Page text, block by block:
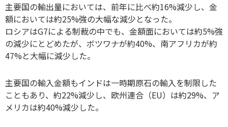
主要国の輸出量においては、前年に比べ約16%減少し、金
額においては約25%強の大幅な減少となった。
ロシアはG7による制裁の中でも、金額面においては約5%強
の減少にとどめたが、ボツワナが約40%、南アフリカが約
47%と大幅に減少した。
主要国の輸入金額もインドは一時期原石の輸入を制限した
こともあり、約22%減少し、欧州連合（EU）は約29%、ア
メリカは約40%減少した。